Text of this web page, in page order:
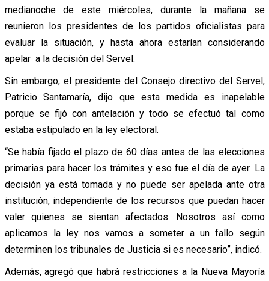
medianoche de este miércoles, durante la mañana se
reunieron los presidentes de los partidos oficialistas para
evaluar la situación, y hasta ahora estarían considerando
apelar a la decisión del Servel.
Sin embargo, el presidente del Consejo directivo del Servel,
Patricio Santamaría, dijo que esta medida es inapelable
porque se fijó con antelación y todo se efectuó tal como
estaba estipulado en la ley electoral.
“Se había fijado el plazo de 60 días antes de las elecciones
primarias para hacer los trámites y eso fue el día de ayer. La
decisión ya está tomada y no puede ser apelada ante otra
institución, independiente de los recursos que puedan hacer
valer quienes se sientan afectados. Nosotros así como
aplicamos la ley nos vamos a someter a un fallo según
determinen los tribunales de Justicia si es necesario”, indicó.
Además, agregó que habrá restricciones a la Nueva Mayoría